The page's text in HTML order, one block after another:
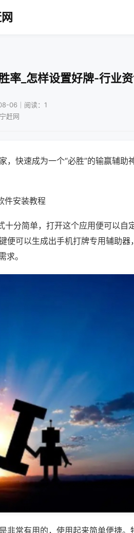
率_怎样设置好牌-行业
06｜阅读：1
赶网
快速成为一个“必胜”的输赢辅助
件安装教程
十分简单，打开这个应用便可以自
便可以生成出手机打牌专用辅助器
求。
非常有用的，使用起来简单便捷。